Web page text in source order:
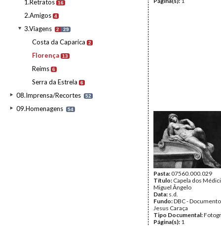
1.Retratos 16
2.Amigos 4
3.Viagens 2 29
Costa da Caparica 2
Florença 13
Reims 6
Serra da Estrela 6
08.Imprensa/Recortes 52
09.Homenagens 54
Pasta:07560.000.029
Título: Capela dos
Miguel Ângelo
Data: s.d.
Fundo:DBC -
Jesus Caraça
Tipo Documental:
Página(s): 1